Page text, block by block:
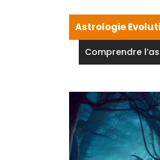
Astrologie
Comprendre